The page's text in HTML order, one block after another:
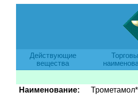
Действующие
вещества
Наименование:
Трометамол*